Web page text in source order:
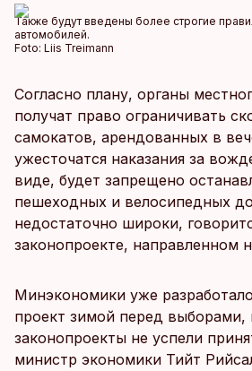
Также будут введены более строгие
автомобилей.
Foto: Liis Treimann
Согласно плану, органы
получат право ограничивать
самокатов, арендованных в
ужесточатся наказания за
виде, будет запрещено
пешеходных и велосипедных
недостаточно широки,
законопроекте, направленном
Минэкономики уже
проект зимой перед выборами,
законопроекты не успели
министр экономики Тийт